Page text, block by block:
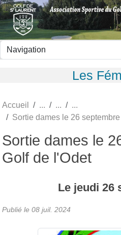
Les
Accueil
Sortie dames le 26
Sortie dames le
Golf de l'Odet
Le jeudi 26
Publié le 08 juil. 2024
Panneau de gestion des cookies